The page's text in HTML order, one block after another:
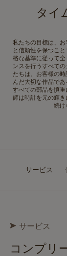
タイ
私たちの目標は、
と信頼性を保つこ
格な基準に従って
ンスを行うすべて
たちは、お客様の
んだ大切な作品で
すべての部品を慎
師は時計を元の輝
続け
サービス
サービス
コンプリ